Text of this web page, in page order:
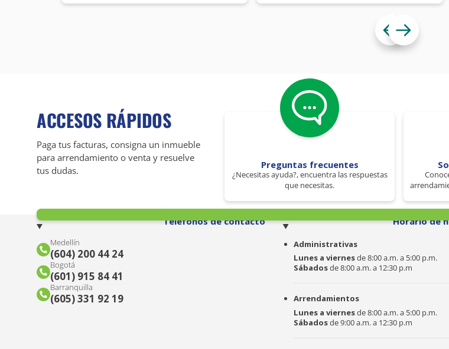
ACCESOS RÁPIDOS
Paga tus facturas, consigna un inmueble
para arrendamiento o venta y resuelve
tus dudas.
Preguntas frecuentes
¿Necesitas ayuda?, encuentra las respuestas
que necesitas.
Teléfonos de contacto
Medellín
(604) 200 44 24
Bogotá
(601) 915 84 41
Barranquilla
(605) 331 92 19
Horario de
Administrativas
Lunes a viernesde 8:00 a.m. a 5:00 p.m.
Sábadosde 8:00 a.m. a 12:30 p.m
Arrendamientos
Lunes a viernesde 8:00 a.m. a 5:00 p.m.
Sábadosde 9:00 a.m. a 12:30 p.m